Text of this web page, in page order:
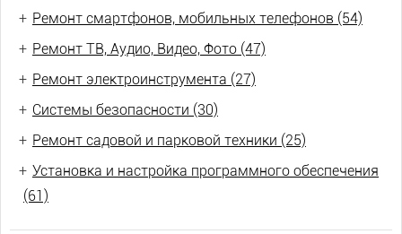
+ Ремонт смартфонов, мобильных телефонов (54)
+ Ремонт ТВ, Аудио, Видео, Фото (47)
+ Ремонт электроинструмента (27)
+ Системы безопасности (30)
+ Ремонт садовой и парковой техники (25)
+ Установка и настройка программного обеспечения
(61)